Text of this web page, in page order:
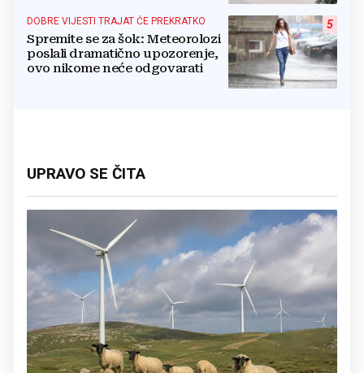
5
DOBRE VIJESTI TRAJAT ĆE PREKRATKO
Spremite se za šok: Meteorolozi
poslali dramatično upozorenje,
ovo nikome neće odgovarati
UPRAVO SE ČITA